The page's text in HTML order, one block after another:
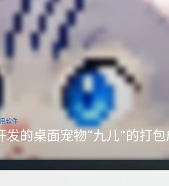
软件
发的桌面宠物“九儿”的打